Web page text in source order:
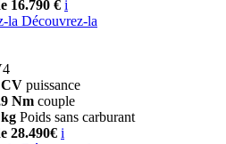
16.790 € i
la Découvrez-la
CV puissance
Nm couple
Poids sans carburant
28.490€ i